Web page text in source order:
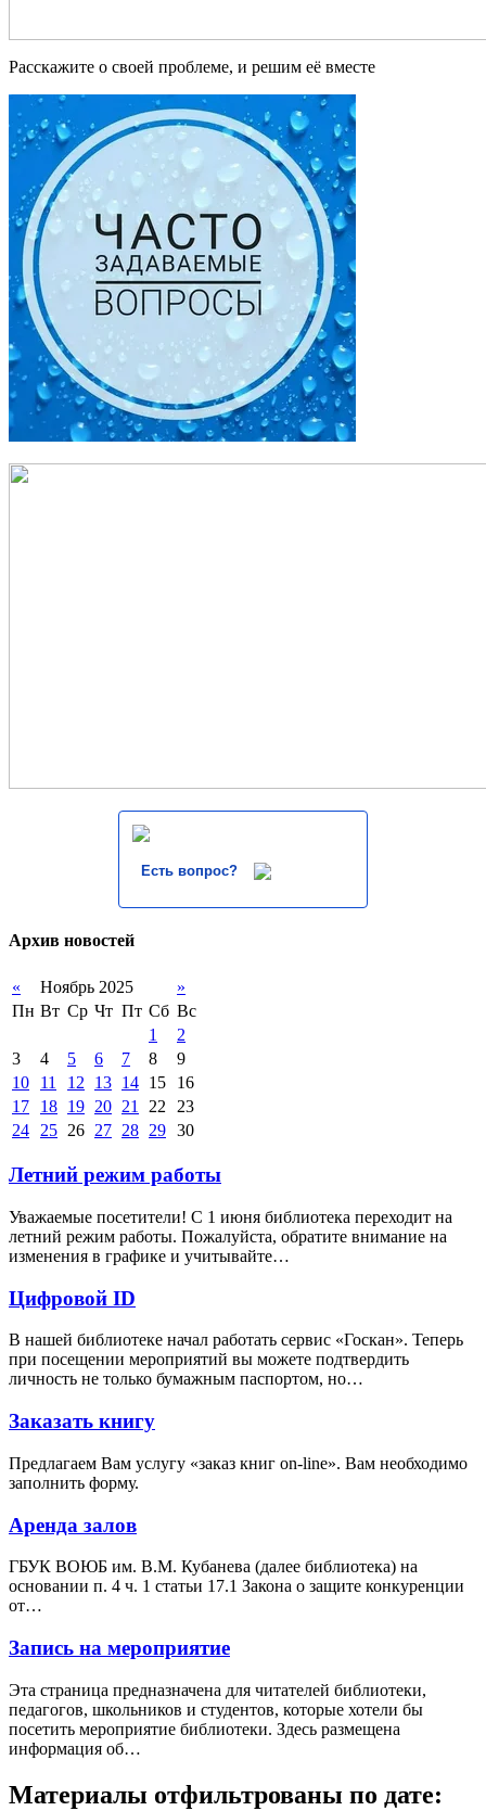
Расскажите о своей проблеме, и решим её вместе
Есть вопрос?
Архив новостей
« Ноябрь 2025
»
Пн Вт Ср Чт Пт Сб Вс
1
2
3
4 5 6 7 8
9
10
11 12 13 14 15
16
17
18 19 20 21 22
23
24
25 26 27 28 29 30
Летний режим работы
Уважаемые посетители! С 1 июня библиотека переходит на
летний режим работы. Пожалуйста, обратите внимание на
изменения в графике и учитывайте…
Цифровой ID
В нашей библиотеке начал работать сервис «Госкан». Теперь
при посещении мероприятий вы можете подтвердить
личность не только бумажным паспортом, но…
Заказать книгу
Предлагаем Вам услугу «заказ книг on-line». Вам необходимо
заполнить форму.
Аренда залов
ГБУК ВОЮБ им. В.М. Кубанева (далее библиотека) на
основании п. 4 ч. 1 статьи 17.1 Закона о защите конкуренции
от…
Запись на мероприятие
Эта страница предназначена для читателей библиотеки,
педагогов, школьников и студентов, которые хотели бы
посетить мероприятие библиотеки. Здесь размещена
информация об…
Материалы отфильтрованы по дате: